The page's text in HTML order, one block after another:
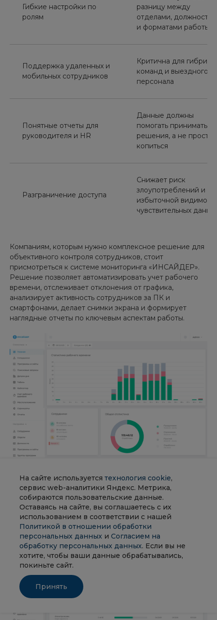
Гибкие настройки по
ролям
разницу между
отделами,
и форматами работы
Поддержка удаленных и
мобильных сотрудников
Критична для
команд и выездного
персонала
Понятные отчеты для
руководителя и HR
Данные должны
помогать принимать
решения, а не просто
копиться
Разграничение доступа
Снижает риск
злоупотреблений и
избыточной
чувствительных
Компаниям, которым нужно комплексное решение для
объективного контроля сотрудников, стоит
присмотреться к системе мониторинга «ИНСАЙДЕР».
Решение позволяет автоматизировать учет рабочего
времени, отслеживает отклонения от графика,
анализирует активность сотрудников за ПК и
смартфонами, делает снимки экрана и формирует
наглядные отчеты по ключевым аспектам работы.
Отдельно стоит отметить, что система умеет различать
продуктивную активность, отвлечения и простои, а
также поддерживает настройку ресурсов под
конкретные роли. Это особенно важно для компаний,
где один и тот же сайт может быть рабочим
инструментом для одного отдела и отвлекающим
фактором для другого.
На сайте используется технология cookie,
сервис web-аналитики Яндекс. Метрика,
собираются пользовательские данные.
Оставаясь на сайте, вы соглашаетесь с их
использованием в соответствии с нашей
Политикой в отношении обработки
персональных данных и Согласием на
обработку персональных данных. Если вы не
хотите, чтобы ваши данные обрабатывались,
покиньте сайт.
Принять